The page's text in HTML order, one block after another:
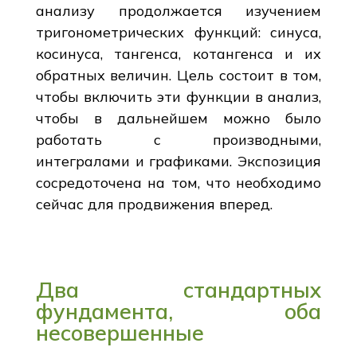
анализу продолжается изучением
тригонометрических функций: синуса,
косинуса, тангенса, котангенса и их
обратных величин. Цель состоит в том,
чтобы включить эти функции в анализ,
чтобы в дальнейшем можно было
работать с производными,
интегралами и графиками. Экспозиция
сосредоточена на том, что необходимо
сейчас для продвижения вперед.
Два стандартных
фундамента, оба
несовершенные